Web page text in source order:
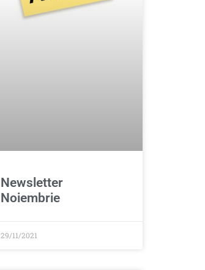
Newsletter
Noiembrie
29/11/2021